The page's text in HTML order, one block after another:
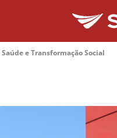
e Transformação Social